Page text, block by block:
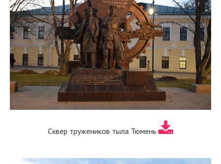
Сквер тружеников тыла Тюмень